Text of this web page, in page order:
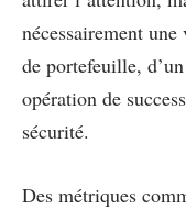
nécessairement
de portefeuille,
opération de
sécurité.
Des métriques